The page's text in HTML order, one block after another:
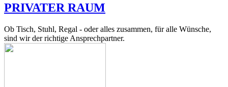
PRIVATER RAUM
Ob Tisch, Stuhl, Regal - oder alles zusammen, für alle Wünsche,
sind wir der richtige Ansprechpartner.